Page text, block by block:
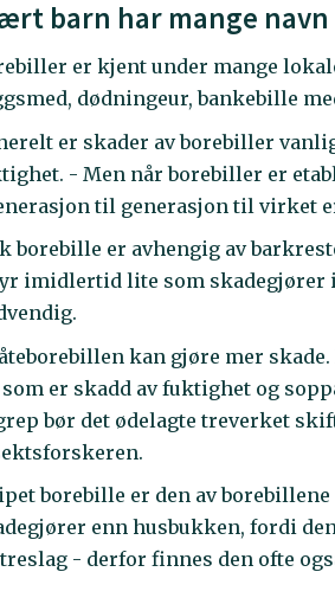
barn har mange navn
er kjent under mange
dødningeur, bankebille
er skader av borebiller
- Men når borebiller er
til generasjon til virket
borebille er avhengig av
imidlertid lite som skadegjører
kan gjøre mer
er skadd av fuktighet og
bør det ødelagte treverket
borebille er den av
enn husbukken, fordi
- derfor finnes den ofte